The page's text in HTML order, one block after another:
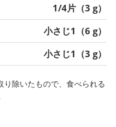
1/4片（3 g）
小さじ1（6 g）
小さじ1（3 g）
除いたもので、食べられる